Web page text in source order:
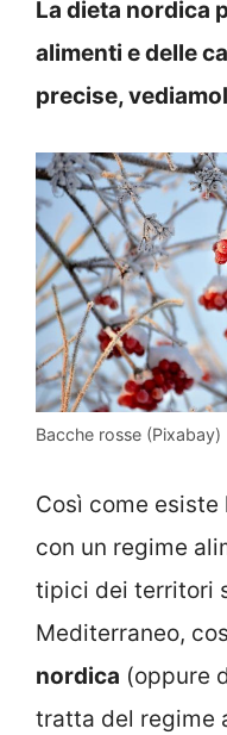
La dieta nordica
alimenti e delle
precise,
Bacche rosse (Pixabay)
Così come esiste
con un regime
tipici dei territori
Mediterraneo,
nordica (oppure
tratta del regime